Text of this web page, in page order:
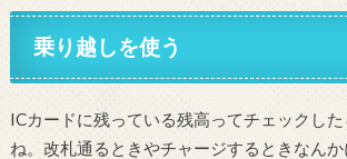
乗り越しを使う
ICカードに残っている残高ってチェックし
ね。改札通るときやチャージするときなんか